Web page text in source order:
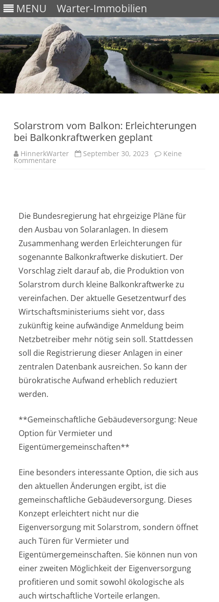
MENU Warter-Immobilien
Solarstrom vom Balkon: Erleichterungen
bei Balkonkraftwerken geplant
HinnerkWarter September 30, 2023 Keine
Kommentare
Die Bundesregierung hat ehrgeizige Pläne für
den Ausbau von Solaranlagen. In diesem
Zusammenhang werden Erleichterungen für
sogenannte Balkonkraftwerke diskutiert. Der
Vorschlag zielt darauf ab, die Produktion von
Solarstrom durch kleine Balkonkraftwerke zu
vereinfachen. Der aktuelle Gesetzentwurf des
Wirtschaftsministeriums sieht vor, dass
zukünftig keine aufwändige Anmeldung beim
Netzbetreiber mehr nötig sein soll. Stattdessen
soll die Registrierung dieser Anlagen in einer
zentralen Datenbank ausreichen. So kann der
bürokratische Aufwand erheblich reduziert
werden.
**Gemeinschaftliche Gebäudeversorgung: Neue
Option für Vermieter und
Eigentümergemeinschaften**
Eine besonders interessante Option, die sich aus
den aktuellen Änderungen ergibt, ist die
gemeinschaftliche Gebäudeversorgung. Dieses
Konzept erleichtert nicht nur die
Eigenversorgung mit Solarstrom, sondern öffnet
auch Türen für Vermieter und
Eigentümergemeinschaften. Sie können nun von
einer zweiten Möglichkeit der Eigenversorgung
profitieren und somit sowohl ökologische als
auch wirtschaftliche Vorteile erlangen.